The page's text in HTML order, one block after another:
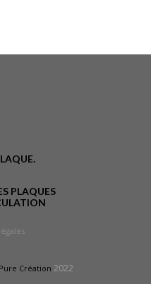
PLAQUES
Création 2022